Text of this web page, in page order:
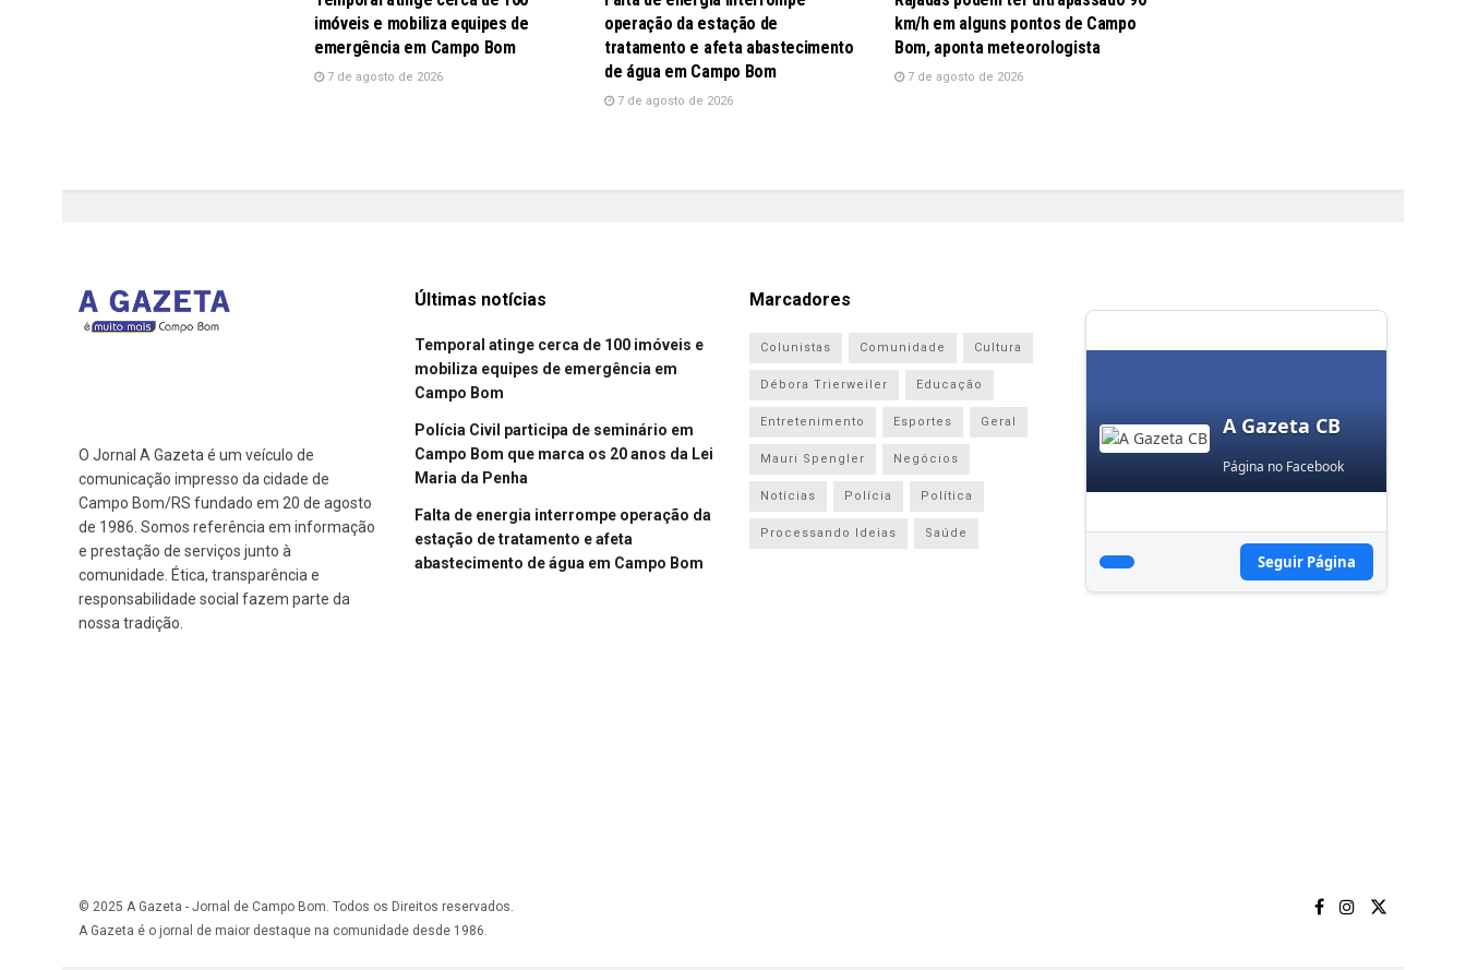
imóveis e mobiliza equipes de
emergência em Campo Bom
7 de agosto de 2026
operação da estação de
tratamento e afeta abastecimento
de água em Campo Bom
7 de agosto de 2026
km/h em alguns pontos de Campo
Bom, aponta meteorologista
7 de agosto de 2026
O Jornal A Gazeta é um veículo de
comunicação impresso da cidade de
Campo Bom/RS fundado em 20 de agosto
de 1986. Somos referência em informação
e prestação de serviços junto à
comunidade. Ética, transparência e
responsabilidade social fazem parte da
nossa tradição.
Últimas notícias
Temporal atinge cerca de 100 imóveis e
mobiliza equipes de emergência em
Campo Bom
Polícia Civil participa de seminário em
Campo Bom que marca os 20 anos da Lei
Maria da Penha
Falta de energia interrompe operação da
estação de tratamento e afeta
abastecimento de água em Campo Bom
Marcadores
Colunistas Comunidade Cultura
Débora Trierweiler Educação
Entretenimento Esportes Geral
Mauri Spengler Negócios
Notícias Polícia Política
Processando Ideias Saúde
A Gazeta CB
Página no Facebook
Seguir Página
© 2025 A Gazeta - Jornal de Campo Bom. Todos os Direitos reservados.
A Gazeta é o jornal de maior destaque na comunidade desde 1986.